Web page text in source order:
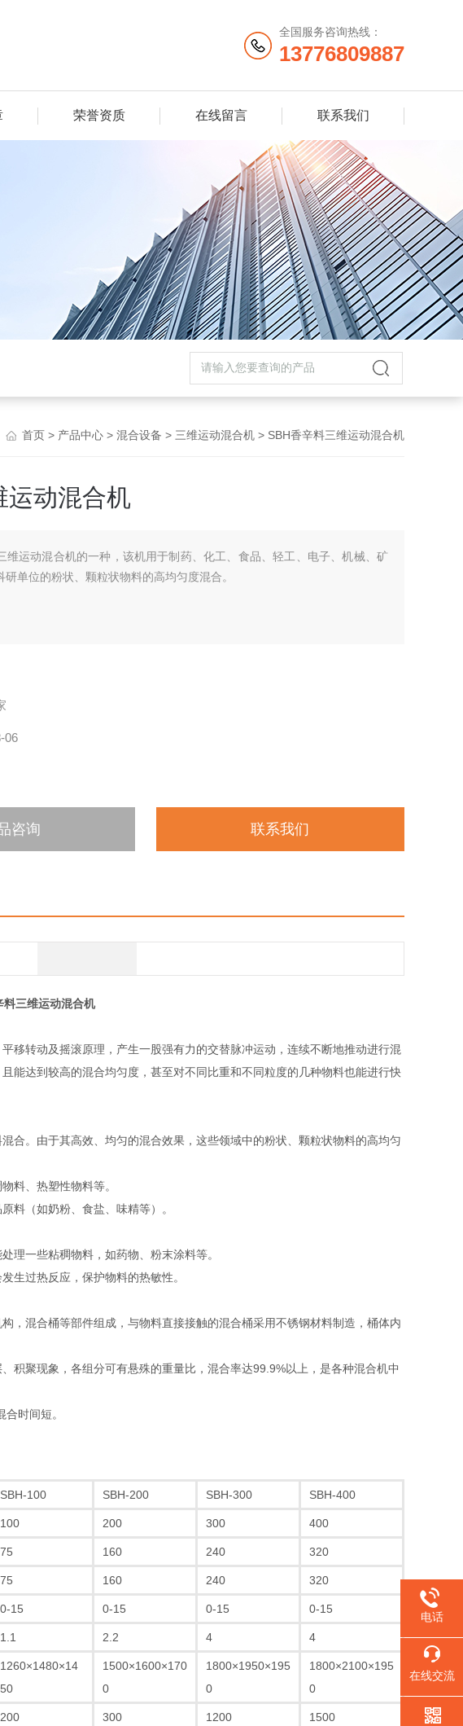
全国服务咨询热线：
13776809887
荣誉资质 在线留言 联系我们
首页 > 产品中心 > 混合设备 > 三维运动混合机 > SBH香辛料三维运动混合机
运动混合机
维运动混合机的一种，该机用于制药、化工、食品、轻工、电子、机械、矿
单位的粉状、颗粒状物料的高均匀度混合。
06
咨询 联系我们
料三维运动混合机
移转动及摇滚原理，产生一股强有力的交替脉冲运动，连续不断地推动进行混
能达到较高的混合均匀度，甚至对不同比重和不同粒度的几种物料也能进行快
合。由于其高效、均匀的混合效果，这些领域中的粉状、颗粒状物料的高均匀
料、热塑性物料等。
料（如奶粉、食盐、味精等）‌。
理一些粘稠物料，如药物、粉末涂料等‌。
生过热反应，保护物料的热敏性‌。
，混合桶等部件组成，与物料直接接触的混合桶采用不锈钢材料制造，桶体内
积聚现象，各组分可有悬殊的重量比，混合率达99.9%以上，是各种混合机中
时间短。
SBH-100 SBH-200 SBH-300 SBH-400
100 200 300 400
75 160 240 320
75 160 240 320
0-15 0-15 0-15 0-15
1.1 2.2 4 4
1260×1480×14
50
1500×1600×170
0
1800×1950×195
0
1800×2100×195
0
200 300 1200 1500
电话
在线交流